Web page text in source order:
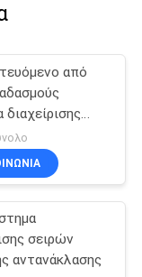
από
σειρών
αντανάκλασης